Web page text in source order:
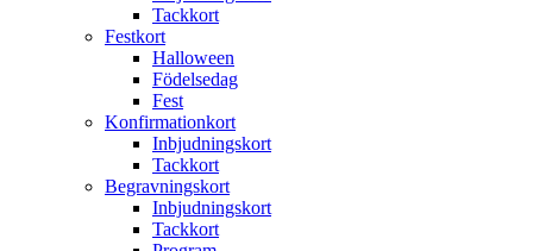
Tackkort
Festkort
Halloween
Födelsedag
Fest
Konfirmationkort
Inbjudningskort
Tackkort
Begravningskort
Inbjudningskort
Tackkort